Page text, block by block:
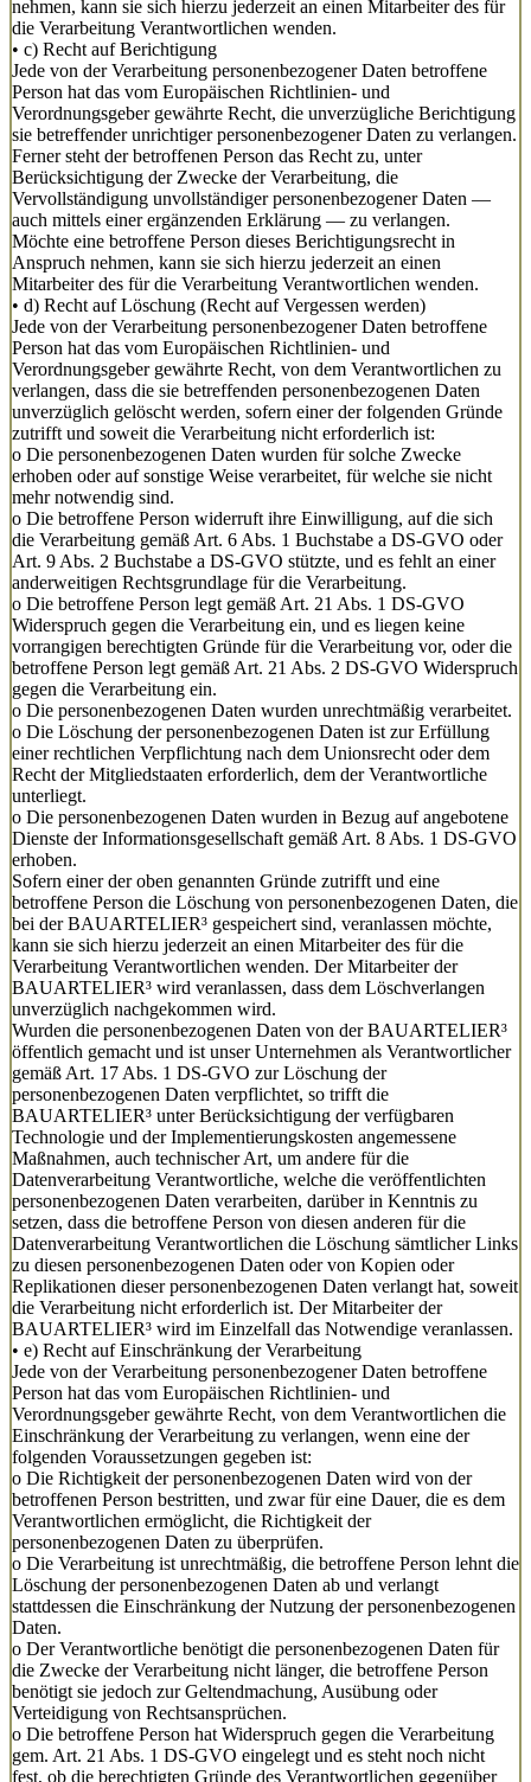
nehmen, kann sie sich hierzu jederzeit an einen Mitarbeiter des für
die Verarbeitung Verantwortlichen wenden.
• c) Recht auf Berichtigung
Jede von der Verarbeitung personenbezogener Daten betroffene
Person hat das vom Europäischen Richtlinien- und
Verordnungsgeber gewährte Recht, die unverzügliche Berichtigung
sie betreffender unrichtiger personenbezogener Daten zu verlangen.
Ferner steht der betroffenen Person das Recht zu, unter
Berücksichtigung der Zwecke der Verarbeitung, die
Vervollständigung unvollständiger personenbezogener Daten —
auch mittels einer ergänzenden Erklärung — zu verlangen.
Möchte eine betroffene Person dieses Berichtigungsrecht in
Anspruch nehmen, kann sie sich hierzu jederzeit an einen
Mitarbeiter des für die Verarbeitung Verantwortlichen wenden.
• d) Recht auf Löschung (Recht auf Vergessen werden)
Jede von der Verarbeitung personenbezogener Daten betroffene
Person hat das vom Europäischen Richtlinien- und
Verordnungsgeber gewährte Recht, von dem Verantwortlichen zu
verlangen, dass die sie betreffenden personenbezogenen Daten
unverzüglich gelöscht werden, sofern einer der folgenden Gründe
zutrifft und soweit die Verarbeitung nicht erforderlich ist:
o Die personenbezogenen Daten wurden für solche Zwecke
erhoben oder auf sonstige Weise verarbeitet, für welche sie nicht
mehr notwendig sind.
o Die betroffene Person widerruft ihre Einwilligung, auf die sich
die Verarbeitung gemäß Art. 6 Abs. 1 Buchstabe a DS-GVO oder
Art. 9 Abs. 2 Buchstabe a DS-GVO stützte, und es fehlt an einer
anderweitigen Rechtsgrundlage für die Verarbeitung.
o Die betroffene Person legt gemäß Art. 21 Abs. 1 DS-GVO
Widerspruch gegen die Verarbeitung ein, und es liegen keine
vorrangigen berechtigten Gründe für die Verarbeitung vor, oder die
betroffene Person legt gemäß Art. 21 Abs. 2 DS-GVO Widerspruch
gegen die Verarbeitung ein.
o Die personenbezogenen Daten wurden unrechtmäßig verarbeitet.
o Die Löschung der personenbezogenen Daten ist zur Erfüllung
einer rechtlichen Verpflichtung nach dem Unionsrecht oder dem
Recht der Mitgliedstaaten erforderlich, dem der Verantwortliche
unterliegt.
o Die personenbezogenen Daten wurden in Bezug auf angebotene
Dienste der Informationsgesellschaft gemäß Art. 8 Abs. 1 DS-GVO
erhoben.
Sofern einer der oben genannten Gründe zutrifft und eine
betroffene Person die Löschung von personenbezogenen Daten, die
bei der BAUARTELIER³ gespeichert sind, veranlassen möchte,
kann sie sich hierzu jederzeit an einen Mitarbeiter des für die
Verarbeitung Verantwortlichen wenden. Der Mitarbeiter der
BAUARTELIER³ wird veranlassen, dass dem Löschverlangen
unverzüglich nachgekommen wird.
Wurden die personenbezogenen Daten von der BAUARTELIER³
öffentlich gemacht und ist unser Unternehmen als Verantwortlicher
gemäß Art. 17 Abs. 1 DS-GVO zur Löschung der
personenbezogenen Daten verpflichtet, so trifft die
BAUARTELIER³ unter Berücksichtigung der verfügbaren
Technologie und der Implementierungskosten angemessene
Maßnahmen, auch technischer Art, um andere für die
Datenverarbeitung Verantwortliche, welche die veröffentlichten
personenbezogenen Daten verarbeiten, darüber in Kenntnis zu
setzen, dass die betroffene Person von diesen anderen für die
Datenverarbeitung Verantwortlichen die Löschung sämtlicher Links
zu diesen personenbezogenen Daten oder von Kopien oder
Replikationen dieser personenbezogenen Daten verlangt hat, soweit
die Verarbeitung nicht erforderlich ist. Der Mitarbeiter der
BAUARTELIER³ wird im Einzelfall das Notwendige veranlassen.
• e) Recht auf Einschränkung der Verarbeitung
Jede von der Verarbeitung personenbezogener Daten betroffene
Person hat das vom Europäischen Richtlinien- und
Verordnungsgeber gewährte Recht, von dem Verantwortlichen die
Einschränkung der Verarbeitung zu verlangen, wenn eine der
folgenden Voraussetzungen gegeben ist:
o Die Richtigkeit der personenbezogenen Daten wird von der
betroffenen Person bestritten, und zwar für eine Dauer, die es dem
Verantwortlichen ermöglicht, die Richtigkeit der
personenbezogenen Daten zu überprüfen.
o Die Verarbeitung ist unrechtmäßig, die betroffene Person lehnt die
Löschung der personenbezogenen Daten ab und verlangt
stattdessen die Einschränkung der Nutzung der personenbezogenen
Daten.
o Der Verantwortliche benötigt die personenbezogenen Daten für
die Zwecke der Verarbeitung nicht länger, die betroffene Person
benötigt sie jedoch zur Geltendmachung, Ausübung oder
Verteidigung von Rechtsansprüchen.
o Die betroffene Person hat Widerspruch gegen die Verarbeitung
gem. Art. 21 Abs. 1 DS-GVO eingelegt und es steht noch nicht
fest, ob die berechtigten Gründe des Verantwortlichen gegenüber